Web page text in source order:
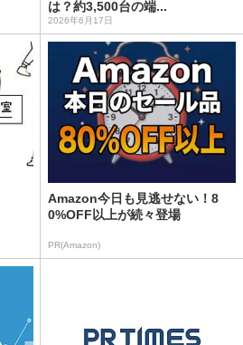
は？約3,500台の端...
2026年6月17日
Amazon今日も見逃せない！8
0%OFF以上が続々登場
PR(Amazon)